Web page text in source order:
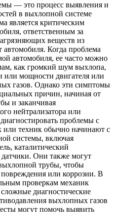
— это процесс выявления и
в выхлопной системе
является критическим
ответственным за
веществ из
автомобиля. Когда проблема
автомобиля, ее часто можно
как громкий шум выхлопа,
или мощности двигателя или
газов. Однако эти симптомы
причин, начиная от
и заканчивая
нейтрализатора или
проблемы с
техник обычно начинают с
системы, включая
каталитический
Они также могут
трубы, чтобы
или коррозии. В
проверкам механик
диагностические
выхлопных газов
могут помочь выявить